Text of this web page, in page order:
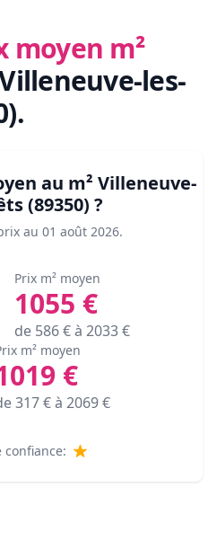
moyen m²
les-
.
au m² Villeneuve-
(89350) ?
au 01 août 2026.
Prix m² moyen
1055 €
de 586€ à 2033€
m² moyen
€
317€ à 2069€